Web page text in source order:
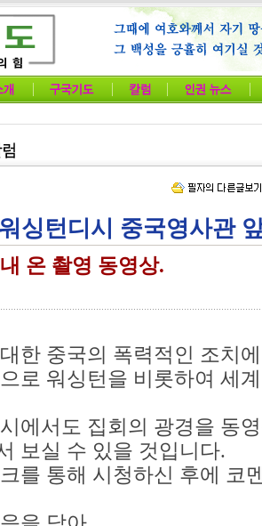
싱턴디시 중국영사관
온 촬영 동영상.
한 중국의 폭력적인 조치
로 워싱턴을 비롯하여 세
에서도 집회의 광경을 동
보실 수 있을 것입니다.
를 통해 시청하신 후에 코